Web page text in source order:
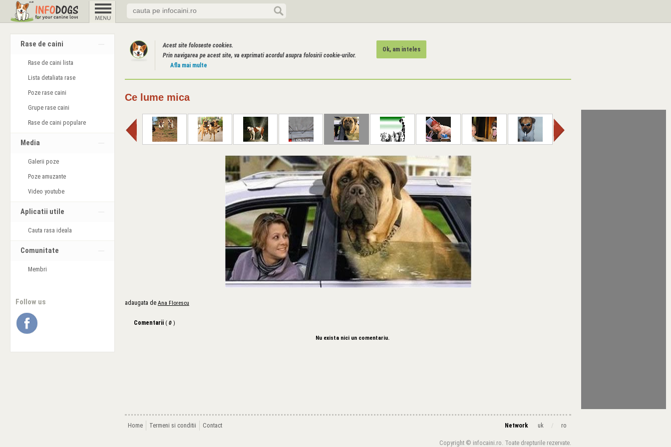
Rase de caini
Rase de caini lista
Lista detaliata rase
Poze rase caini
Grupe rase caini
Rase de caini populare
Media
Galerii poze
Poze amuzante
Video youtube
Aplicatii utile
Cauta rasa ideala
Comunitate
Membri
Follow us
Acest site foloseste cookies.
Prin navigarea pe acest site, va exprimati acordul asupra folosirii cookie-urilor.
Afla mai multe
Ok, am inteles
Ce lume mica
adaugata de Ana Florescu
Comentarii( 0)
Nu exista nici un comentariu.
Home Termeni si conditii Contact Network uk / ro
Copyright © infocaini.ro. Toate drepturile rezervate.